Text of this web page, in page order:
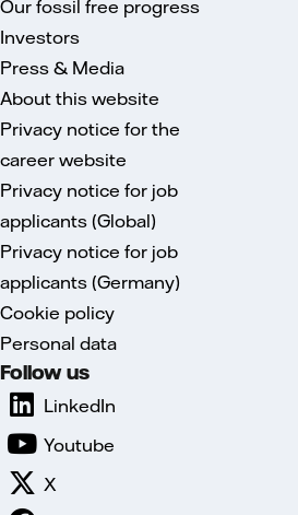
Our fossil free progress
Investors
Press & Media
About this website
Privacy notice for the
career website
Privacy notice for job
applicants (Global)
Privacy notice for job
applicants (Germany)
Cookie policy
Personal data
Follow us
LinkedIn
Youtube
X